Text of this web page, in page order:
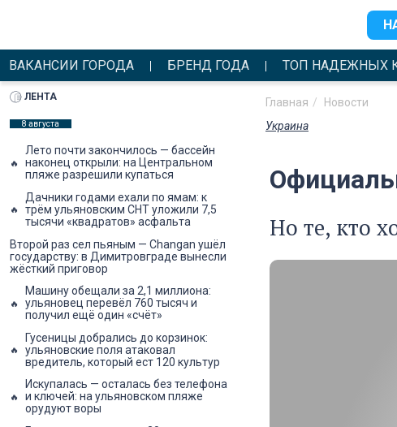
ВАКАНСИИ ГОРОДА БРЕНД ГОДА ТОП НАДЕЖНЫХ
Главная Новости
Украина
Но те, кто
ЛЕНТА
8 августа
Лето почти закончилось — бассейн
наконец открыли: на Центральном
пляже разрешили купаться
Дачники годами ехали по ямам: к
трём ульяновским СНТ уложили 7,5
тысячи «квадратов» асфальта
Второй раз сел пьяным — Changan ушёл
государству: в Димитровграде вынесли
жёсткий приговор
Машину обещали за 2,1 миллиона:
ульяновец перевёл 760 тысяч и
получил ещё один «счёт»
Гусеницы добрались до корзинок:
ульяновские поля атаковал
вредитель, который ест 120 культур
Искупалась — осталась без телефона
и ключей: на ульяновском пляже
орудуют воры